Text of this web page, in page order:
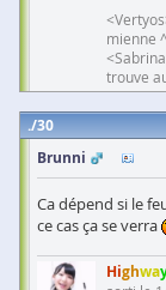
mienne
trouve
30
Brunni
Ca dépend si le
ce cas ça se verra
Highwa